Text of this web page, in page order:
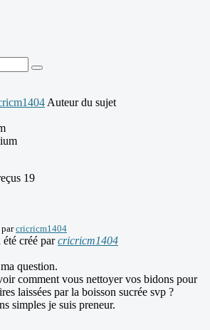
Auteur du sujet
19
parcricricm1404
été créé parcricricm1404
question.
comment vous nettoyer vos bidons pour
laissées par la boisson sucrée svp ?
simples je suis preneur.